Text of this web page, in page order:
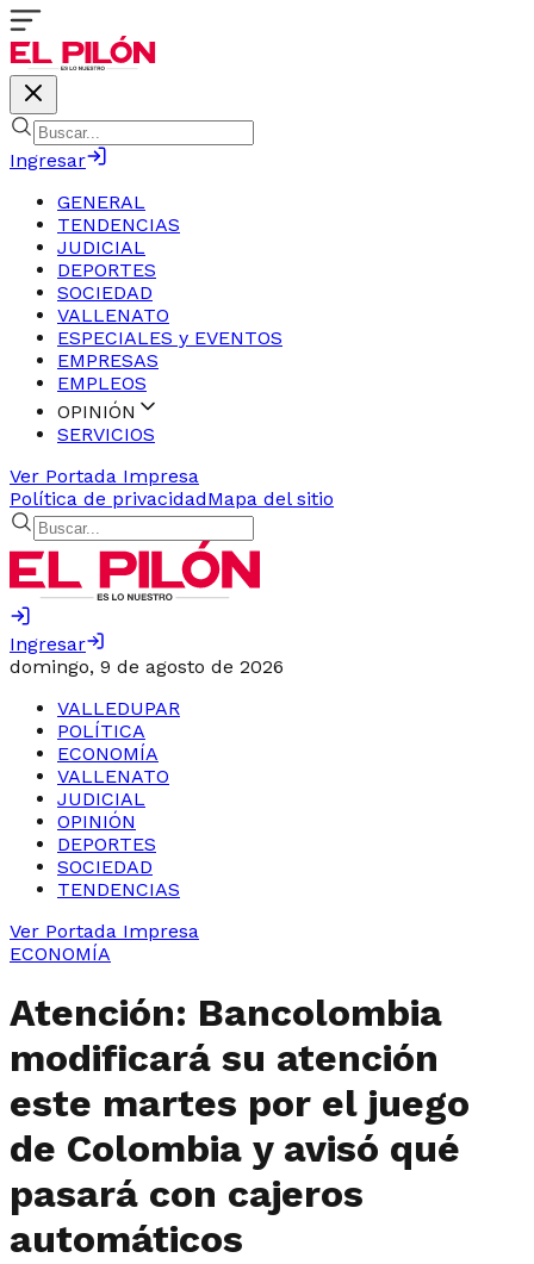
Ingresar
GENERAL
TENDENCIAS
JUDICIAL
DEPORTES
SOCIEDAD
VALLENATO
ESPECIALES y EVENTOS
EMPRESAS
EMPLEOS
OPINIÓN
SERVICIOS
Ver Portada Impresa
Política de privacidadMapa del sitio
Ingresar
domingo, 9 de agosto de 2026
VALLEDUPAR
POLÍTICA
ECONOMÍA
VALLENATO
JUDICIAL
OPINIÓN
DEPORTES
SOCIEDAD
TENDENCIAS
Ver Portada Impresa
ECONOMÍA
Atención: Bancolombia
modificará su atención
este martes por el juego
de Colombia y avisó qué
pasará con cajeros
automáticos